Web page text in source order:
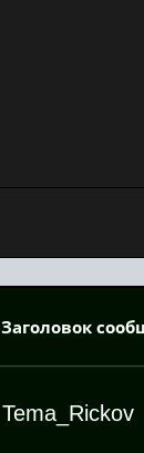
Заголовок
Tema_Rickov